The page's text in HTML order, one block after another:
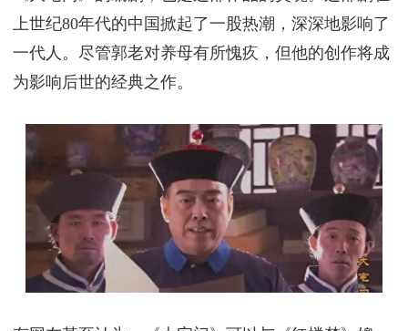
化价值，又充满了人性关怀。
们的心中。总之，郭宝昌的一生是一个传奇。他的才
华和善良将永远被人们所铭记。希望我们能够继承他
的精神，为文化事业和社会作出更多的贡献。